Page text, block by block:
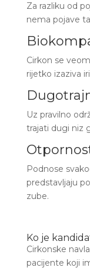
Za razliku od
nema pojave
Cirkon se
rijetko izaziva
Uz pravilno
trajati dugi niz
Podnose
predstavljaju
zube.
Ko je
Cirkonske
pacijente koji